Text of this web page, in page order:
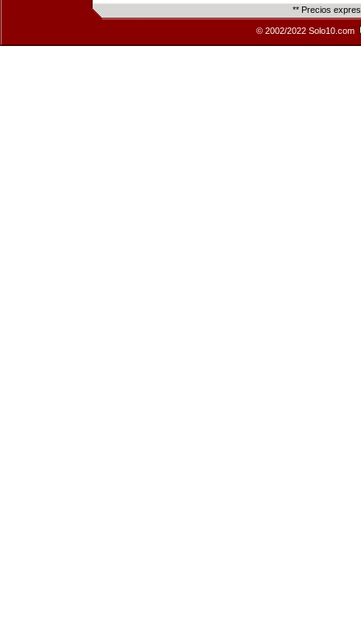
** Precios
© 2002/2022 Solo10.com